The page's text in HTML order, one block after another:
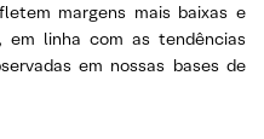
margens mais baixas e
em linha com as tendências
em nossas bases de